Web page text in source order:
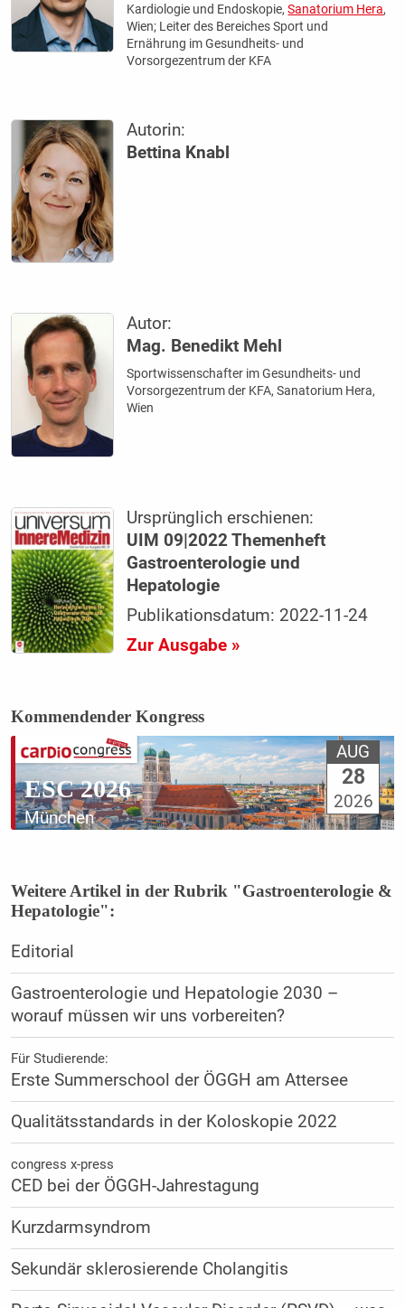
Kardiologie und Endoskopie,Sanatorium Hera,
Wien; Leiter des Bereiches Sport und
Ernährung im Gesundheits- und
Vorsorgezentrum der KFA
Autorin:
Bettina Knabl
Autor:
Mag. Benedikt Mehl
Sportwissenschafter im Gesundheits- und
Vorsorgezentrum der KFA, Sanatorium Hera,
Wien
Ursprünglich erschienen:
UIM 09|2022 Themenheft
Gastroenterologie und
Hepatologie
Publikationsdatum: 2022-11-24
Zur Ausgabe »
Kommendender Kongress
ESC 2026
München
AUG
28
2026
Weitere Artikel in der Rubrik "Gastroenterologie &
Hepatologie":
Editorial
Gastroenterologie und Hepatologie 2030 –
worauf müssen wir uns vorbereiten?
Für Studierende:
Erste Summerschool der ÖGGH am Attersee
Qualitätsstandards in der Koloskopie 2022
congress x-press
CED bei der ÖGGH-Jahrestagung
Kurzdarmsyndrom
Sekundär sklerosierende Cholangitis